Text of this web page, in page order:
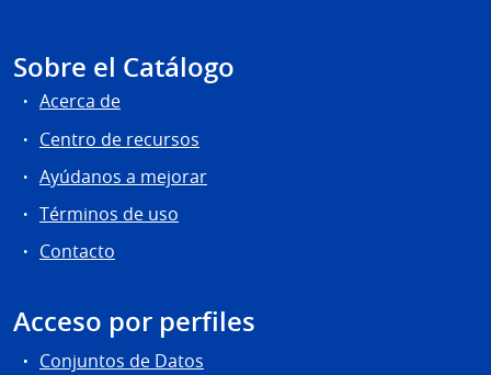
Sobre el Catálogo
Acerca de
Centro de recursos
Ayúdanos a mejorar
Términos de uso
Contacto
Acceso por perfiles
Conjuntos de Datos